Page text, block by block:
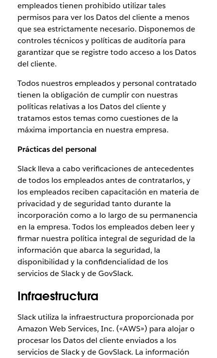
empleados tienen prohibido utilizar tales
permisos para ver los Datos del cliente a menos
que sea estrictamente necesario. Disponemos de
controles técnicos y políticas de auditoría para
garantizar que se registre todo acceso a los Datos
del cliente.
Todos nuestros empleados y personal contratado
tienen la obligación de cumplir con nuestras
políticas relativas a los Datos del cliente y
tratamos estos temas como cuestiones de la
máxima importancia en nuestra empresa.
Prácticas del personal
Slack lleva a cabo verificaciones de antecedentes
de todos los empleados antes de contratarlos, y
los empleados reciben capacitación en materia de
privacidad y de seguridad tanto durante la
incorporación como a lo largo de su permanencia
en la empresa. Todos los empleados deben leer y
firmar nuestra política integral de seguridad de la
información que abarca la seguridad, la
disponibilidad y la confidencialidad de los
servicios de Slack y de GovSlack.
Infraestructura
Slack utiliza la infraestructura proporcionada por
Amazon Web Services, Inc. («AWS») para alojar o
procesar los Datos del cliente enviados a los
servicios de Slack y de GovSlack. La información